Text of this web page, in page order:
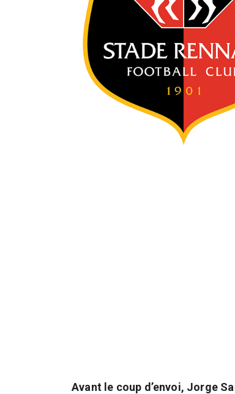
Avant le coup d’envoi, Jorge